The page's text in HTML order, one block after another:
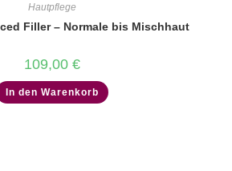
Hautpflege
Filler – Normale bis Mischhaut
109,00 €
In den Warenkorb